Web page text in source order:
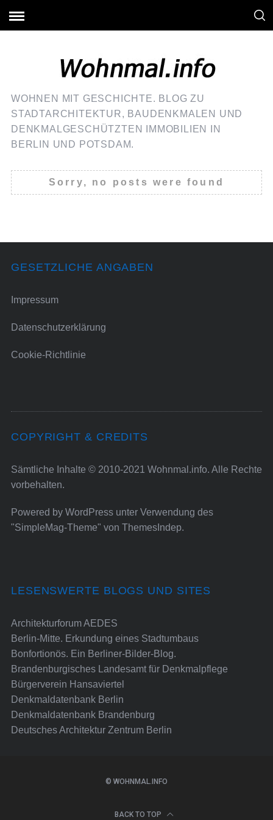
WOHNEN MIT GESCHICHTE. BLOG ZU
STADTARCHITEKTUR, BAUDENKMALEN UND
DENKMALGESCHÜTZTEN IMMOBILIEN IN
BERLIN UND POTSDAM.
Sorry, no posts were found
GESETZLICHE ANGABEN
Impressum
Datenschutzerklärung
Cookie-Richtlinie
COPYRIGHT & CREDITS
Sämtliche Inhalte © 2010-2021 Wohnmal.info. Alle Rechte
vorbehalten.
Powered by WordPressunter Verwendung des
"SimpleMag-Theme" von ThemesIndep.
LESENSWERTE BLOGS UND SITES
Architekturforum AEDES
Berlin-Mitte. Erkundung eines Stadtumbaus
Bonfortionös. Ein Berliner-Bilder-Blog.
Brandenburgisches Landesamt für Denkmalpflege
Bürgerverein Hansaviertel
Denkmaldatenbank Berlin
Denkmaldatenbank Brandenburg
Deutsches Architektur Zentrum Berlin
© WOHNMAL.INFO
BACK TO TOP